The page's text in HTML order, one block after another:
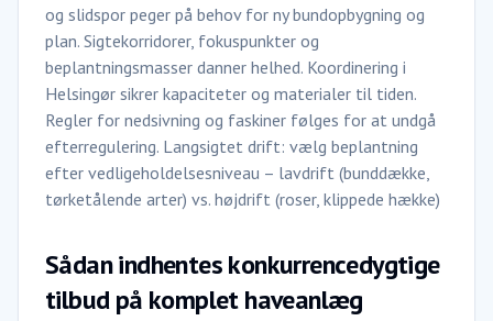
og slidspor peger på behov for ny bundopbygning og
plan. Sigtekorridorer, fokuspunkter og
beplantningsmasser danner helhed. Koordinering i
Helsingør sikrer kapaciteter og materialer til tiden.
Regler for nedsivning og faskiner følges for at undgå
efterregulering. Langsigtet drift: vælg beplantning
efter vedligeholdelsesniveau – lavdrift (bunddække,
tørketålende arter) vs. højdrift (roser, klippede hække)
Sådan indhentes konkurrencedygtige
tilbud på komplet haveanlæg